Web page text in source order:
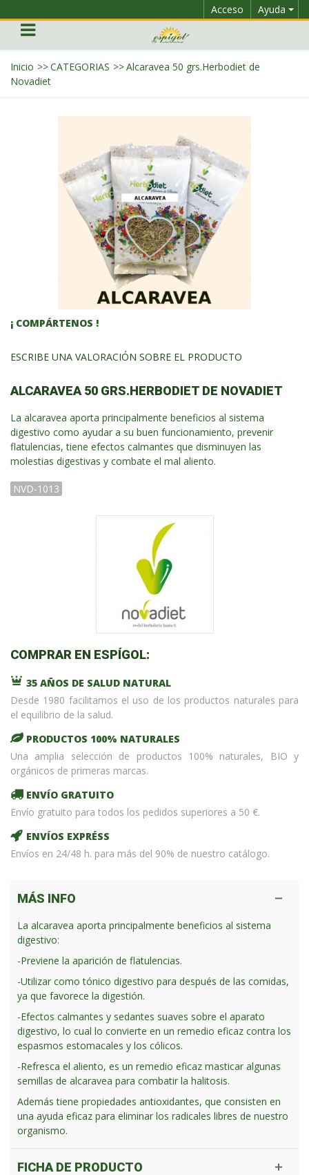
Ayuda
Acceso
Inicio >>CATEGORIAS >>Alcaravea 50 grs.Herbodiet de
Novadiet
¡ COMPÁRTENOS !
ESCRIBE UNA VALORACIÓN SOBRE EL PRODUCTO
ALCARAVEA 50 GRS.HERBODIET DE NOVADIET
La alcaravea aporta principalmente beneficios al sistema
digestivo como ayudar a su buen funcionamiento, prevenir
flatulencias, tiene efectos calmantes que disminuyen las
molestias digestivas y combate el mal aliento.
NVD-1013
COMPRAR EN ESPÍGOL:
35 AÑOS DE SALUD NATURAL
Desde 1980 facilitamos el uso de los productos naturales para
el equilibrio de la salud.
PRODUCTOS 100% NATURALES
Una amplia selección de productos 100% naturales, BIO y
orgánicos de primeras marcas.
ENVÍO GRATUITO
Envío gratuito para todos los pedidos superiores a 50 €.
ENVÍOS EXPRÉSS
Envíos en 24/48 h. para más del 90% de nuestro catálogo.
MÁS INFO
La alcaravea aporta principalmente beneficios al sistema
digestivo:
-Previene la aparición de flatulencias.
-Utilizar como tónico digestivo para después de las comidas,
ya que favorece la digestión.
-Efectos calmantes y sedantes suaves sobre el aparato
digestivo, lo cual lo convierte en un remedio eficaz contra los
espasmos estomacales y los cólicos.
-Refresca el aliento, es un remedio eficaz masticar algunas
semillas de alcaravea para combatir la halitosis.
Además tiene propiedades antioxidantes, que consisten en
una ayuda eficaz para eliminar los radicales libres de nuestro
organismo.
FICHA DE PRODUCTO